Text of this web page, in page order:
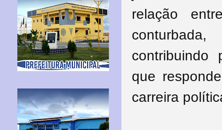
relação
contribuindo
que
carreira